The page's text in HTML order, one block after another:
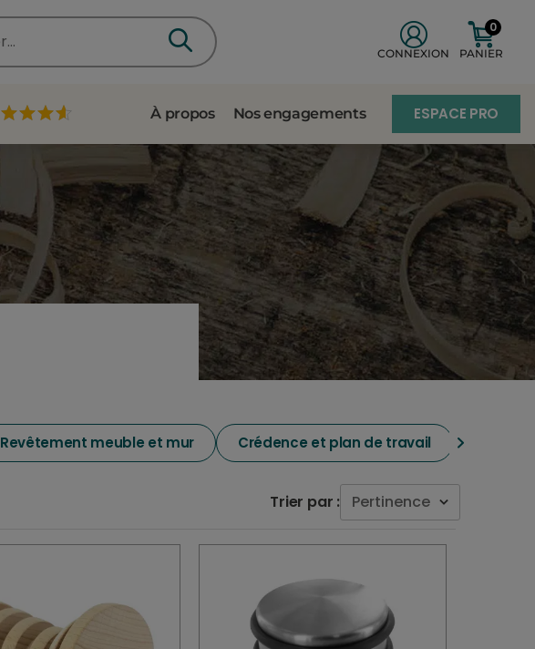
CONNEXION PANIER
0
À propos Nos engagements ESPACE PRO
Revêtement meuble et mur Crédence et plan de travail
Trier par : Pertinence